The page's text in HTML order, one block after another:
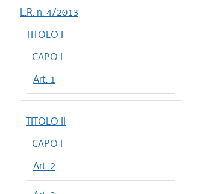
L.R. n. 4/2013
TITOLO I
CAPO I
Art. 1
TITOLO II
CAPO I
Art. 2